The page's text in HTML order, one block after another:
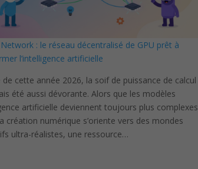
: le réseau décentralisé de GPU prêt à
l’intelligence artificielle
de cette année 2026, la soif de puissance de calcul
été aussi dévorante. Alors que les modèles
artificielle deviennent toujours plus complexes
création numérique s’oriente vers des mondes
ultra-réalistes, une ressource…